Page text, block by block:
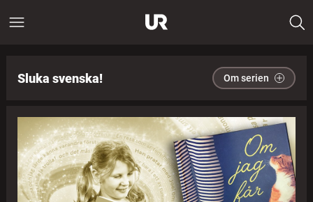
Sluka svenska! Om serien